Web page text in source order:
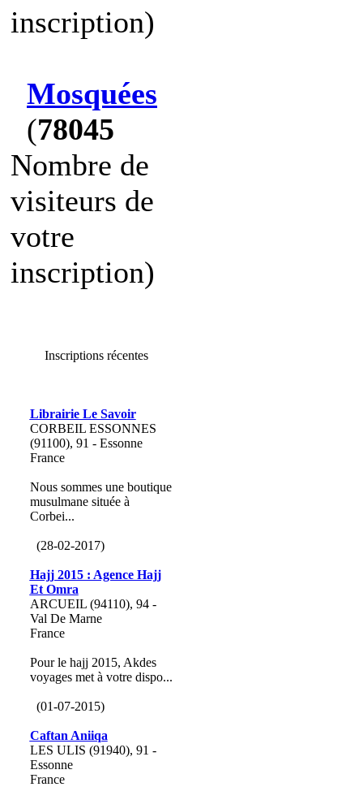
inscription)
Mosquées
(78045
Nombre de
visiteurs de
votre
inscription)
Inscriptions récentes
Librairie Le Savoir
CORBEIL ESSONNES
(91100), 91 - Essonne
France
Nous sommes une boutique
musulmane située à
Corbei...
(28-02-2017)
Hajj 2015 : Agence Hajj
Et Omra
ARCUEIL (94110), 94 -
Val De Marne
France
Pour le hajj 2015, Akdes
voyages met à votre dispo...
(01-07-2015)
Caftan Aniiqa
LES ULIS (91940), 91 -
Essonne
France